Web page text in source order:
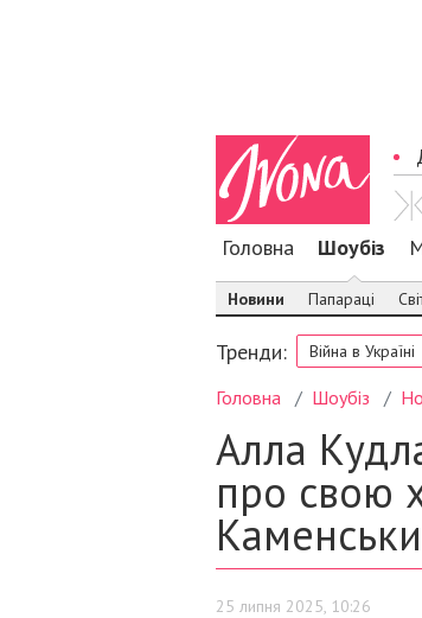
Головна Шоубіз
Новини Папараці
Тренди: Війна в Україні
Головна Шоубіз
Алла
про свою
25 липня 2025, 10:26